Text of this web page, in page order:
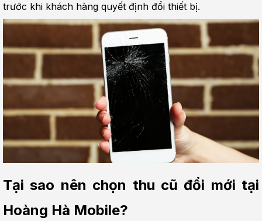
trước khi khách hàng quyết định đổi thiết bị.
Tại sao nên chọn thu cũ đổi mới tại
Hoàng Hà Mobile?